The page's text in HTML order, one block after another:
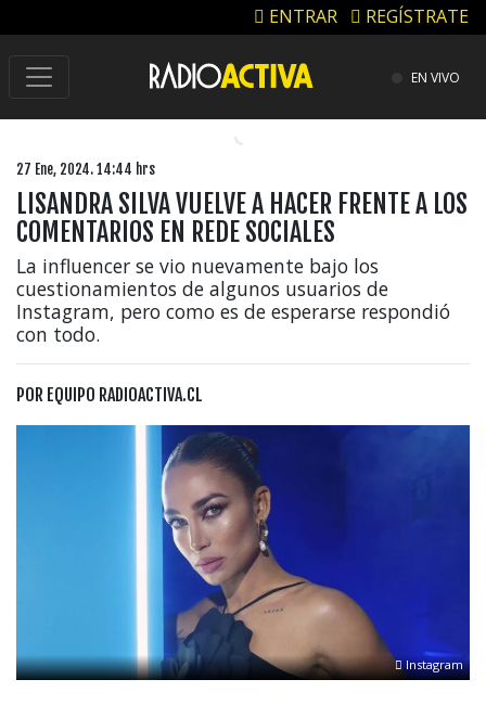
ENTRAR REGÍSTRATE
EN VIVO
27 Ene, 2024. 14:44 hrs
LISANDRA SILVA VUELVE A HACER FRENTE A LOS
COMENTARIOS EN REDE SOCIALES
La influencer se vio nuevamente bajo los
cuestionamientos de algunos usuarios de
Instagram, pero como es de esperarse respondió
con todo.
POR EQUIPO RADIOACTIVA.CL
Instagram